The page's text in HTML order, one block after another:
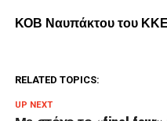
ΚΟΒ Ναυπάκτου του ΚΚΕ
RELATED TOPICS:
UP NEXT